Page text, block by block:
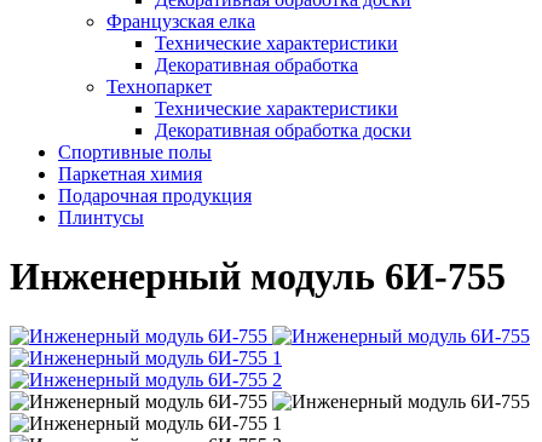
Французская елка
Технические характеристики
Декоративная обработка
Технопаркет
Технические характеристики
Декоративная обработка доски
Спортивные полы
Паркетная химия
Подарочная продукция
Плинтусы
Инженерный модуль 6И-755